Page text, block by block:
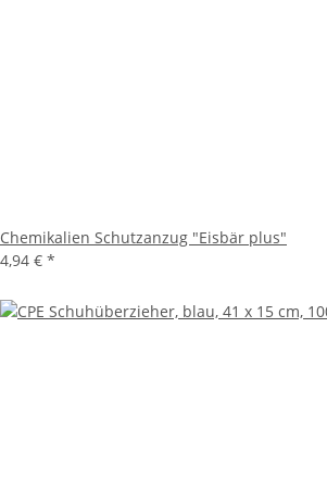
Chemikalien Schutzanzug "Eisbär plus"
4,94 € *